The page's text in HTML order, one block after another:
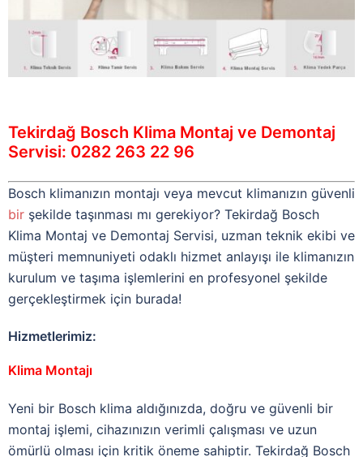
Tekirdağ Bosch Klima Montaj ve Demontaj
Servisi: 0282 263 22 96
Bosch klimanızın montajı veya mevcut klimanızın güvenli
bir şekilde taşınması mı gerekiyor? Tekirdağ Bosch
Klima Montaj ve Demontaj Servisi, uzman teknik ekibi ve
müşteri memnuniyeti odaklı hizmet anlayışı ile klimanızın
kurulum ve taşıma işlemlerini en profesyonel şekilde
gerçekleştirmek için burada!
Hizmetlerimiz:
Klima Montajı
Yeni bir Bosch klima aldığınızda, doğru ve güvenli bir
montaj işlemi, cihazınızın verimli çalışması ve uzun
ömürlü olması için kritik öneme sahiptir. Tekirdağ Bosch